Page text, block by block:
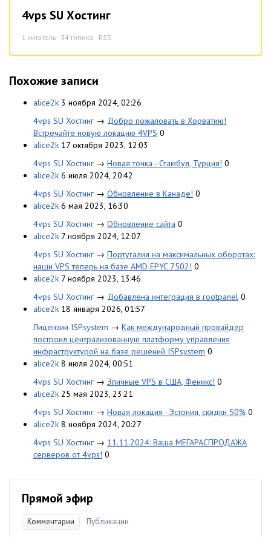
4vps SU Хостинг
1 читатель · 54 топика · RSS
Похожие записи
alice2k 3 ноября 2024, 02:26
4vps SU Хостинг → Добро пожаловать в Хорватию!
Встречайте новую локацию 4VPS 0
alice2k 17 октября 2023, 12:03
4vps SU Хостинг → Новая точка - Стамбул, Турция! 0
alice2k 6 июля 2024, 20:42
4vps SU Хостинг → Обновление в Канаде! 0
alice2k 6 мая 2023, 16:30
4vps SU Хостинг → Обновление сайта 0
alice2k 7 ноября 2024, 12:07
4vps SU Хостинг → Португалия на максимальных оборотах:
наши VPS теперь на базе AMD EPYC 7502! 0
alice2k 7 ноября 2023, 13:46
4vps SU Хостинг → Добавлена интеграция в rootpanel 0
alice2k 18 января 2026, 01:57
Лицензии ISPsystem → Как международный провайдер
построил централизованную платформу управления
инфраструктурой на базе решений ISPsystem 0
alice2k 8 июля 2024, 00:51
4vps SU Хостинг → Эпичные VPS в США, Феникс! 0
alice2k 25 мая 2023, 23:21
4vps SU Хостинг → Новая локация - Эстония, скидки 50% 0
alice2k 8 ноября 2024, 20:27
4vps SU Хостинг → 11.11.2024: Ваша МЕГАРАСПРОДАЖА
серверов от 4vps! 0
Прямой эфир
Комментарии Публикации